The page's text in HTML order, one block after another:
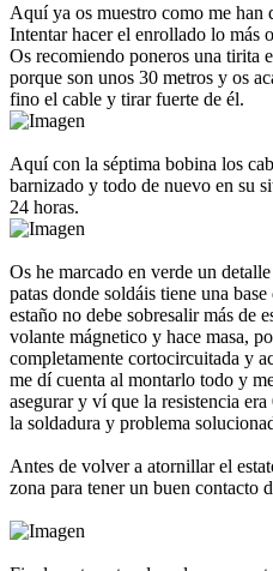
Aquí ya os muestro como me han
Intentar hacer el enrollado lo más
Os recomiendo poneros una tirita
porque son unos 30 metros y os
fino el cable y tirar fuerte de él.
Aquí con la séptima bobina los
barnizado y todo de nuevo en su
24 horas.
Os he marcado en verde un
patas donde soldáis tiene una
estaño no debe sobresalir más de
volante mágnetico y hace masa,
completamente cortocircuitada y
me dí cuenta al montarlo todo y
asegurar y ví que la resistencia
la soldadura y problema
Antes de volver a atornillar el
zona para tener un buen contacto